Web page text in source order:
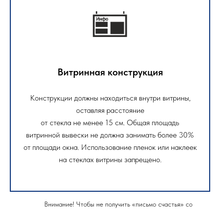
Витринная конструкция
Конструкции должны находиться внутри витрины,
оставляя расстояние
от стекла не менее 15 см. Общая площадь
витринной вывески не должна занимать более 30%
от площади окна. Использование пленок или наклеек
на стеклах витрины запрещено.
Внимание! Чтобы не получить «письмо счастья» со